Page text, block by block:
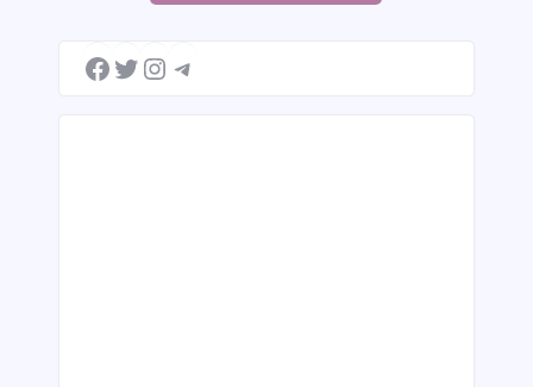
Facebook
TwitterInstagram